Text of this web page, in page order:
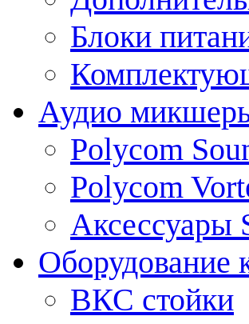
Блоки
Аудио
Polycom
Polycom
Аксессуары
Оборудование
ВКС стойки